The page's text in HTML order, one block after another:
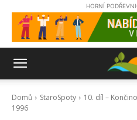
HORNÍ
Domů StaroSpoty
10. díl –
1996